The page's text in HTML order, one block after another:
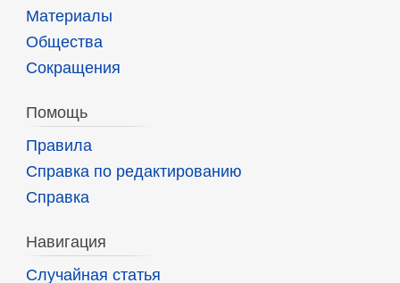
Материалы
Общества
Сокращения
Помощь
Правила
Справка по редактированию
Справка
Навигация
Случайная статья